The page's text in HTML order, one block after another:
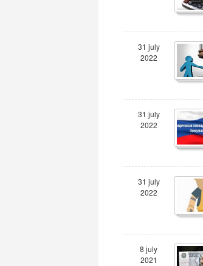
31 july
2022
31 july
2022
31 july
2022
8 july
2021